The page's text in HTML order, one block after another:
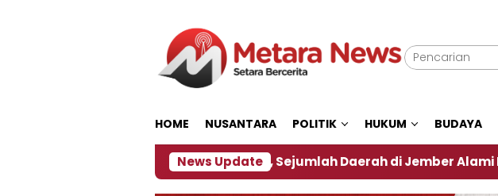
HOME NUSANTARA POLITIK HUKUM BUDAYA
News Update
Dampak El Nino, Sejumlah Daerah di Jember Alami Krisi Air